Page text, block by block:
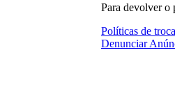
Para devolver o
Políticas de
Denunciar